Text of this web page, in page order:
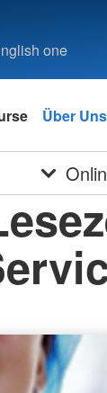
one
Über Uns